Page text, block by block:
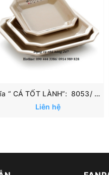
Đĩa “ CÁ TỐT LÀNH”: 8053/ 8054/ 8055
Liên hệ